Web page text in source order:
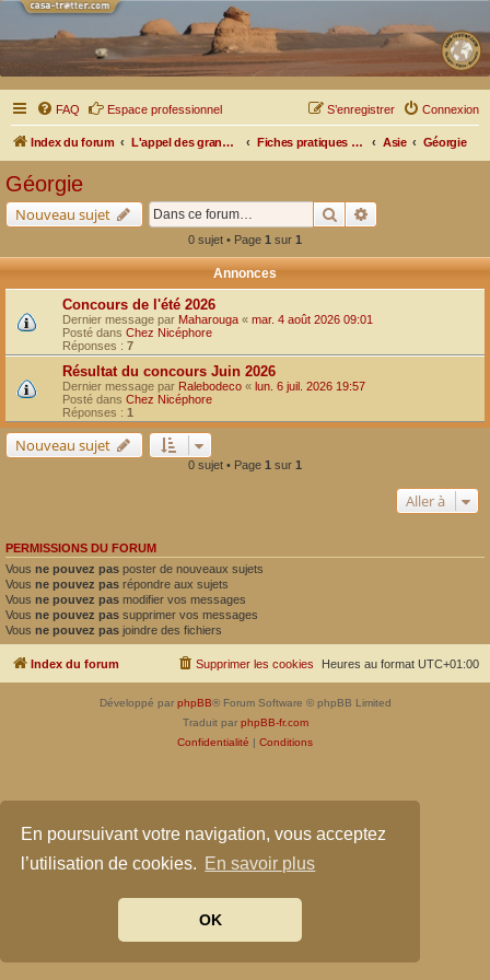
En poursuivant votre navigation, vous acceptez
l’utilisation de cookies. En savoir plus
OK
FAQ Espace professionnel Connexion
S’enregistrer
Index du forum L'appel des grands espaces Fiches pratiques par pays, pistes et bivouacs Asie Géorgie
Géorgie
Nouveau sujet Rechercher
0 sujet • Page 1 sur 1
Annonces
Concours de l'été 2026
Dernier message par Maharouga « mar. 4 août 2026 09:01
Posté dans Chez Nicéphore
Réponses : 7
Résultat du concours Juin 2026
Dernier message par Ralebodeco « lun. 6 juil. 2026 19:57
Posté dans Chez Nicéphore
Réponses : 1
Nouveau sujet
0 sujet • Page 1 sur 1
Aller à
PERMISSIONS DU FORUM
Vous ne pouvez pas poster de nouveaux sujets
Vous ne pouvez pas répondre aux sujets
Vous ne pouvez pas modifier vos messages
Vous ne pouvez pas supprimer vos messages
Vous ne pouvez pas joindre des fichiers
Index du forum Heures au format UTC+01:00
Supprimer les cookies
Développé par phpBB® Forum Software © phpBB Limited
Traduit par phpBB-fr.com
Confidentialité | Conditions